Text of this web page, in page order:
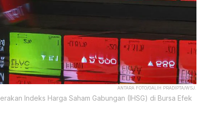
ANTARA FOTO/GALIH PRADIPTA/WSJ.
Indeks Harga Saham Gabungan (IHSG) di Bursa Efek